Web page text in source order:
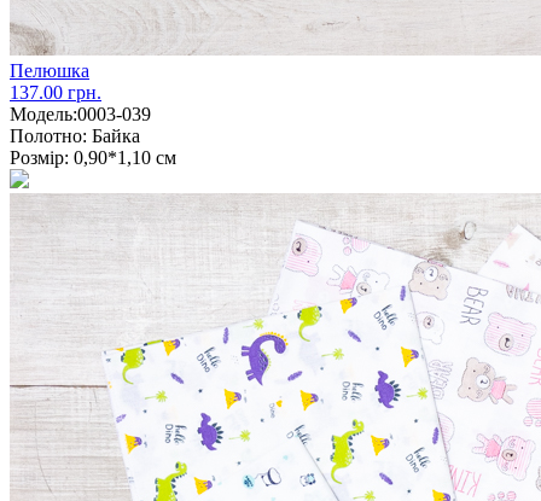
Пелюшка
137.00 грн.
Модель:0003-039
Полотно: Байка
Розмір: 0,90*1,10 см